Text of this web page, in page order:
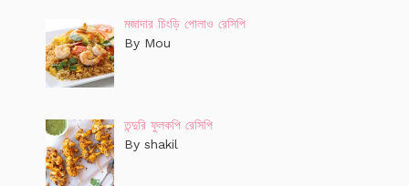
মজাদার চিংড়ি পোলাও রেসিপি
By Mou
তন্দুরি ফুলকপি রেসিপি
By shakil